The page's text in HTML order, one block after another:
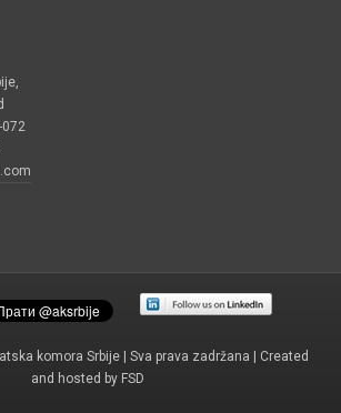
072
komora Srbije | Sva prava zadržana | Created
and hosted by FSD